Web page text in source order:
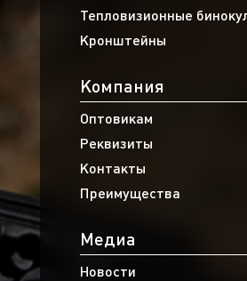
Тепловизионные
Кронштейны
Компания
Оптовикам
Реквизиты
Контакты
Преимущества
Медиа
Новости